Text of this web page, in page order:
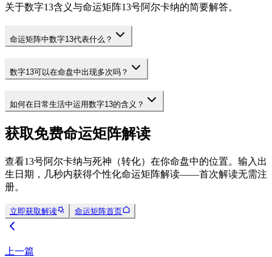
关于数字13含义与命运矩阵13号阿尔卡纳的简要解答。
命运矩阵中数字13代表什么？
数字13可以在命盘中出现多次吗？
如何在日常生活中运用数字13的含义？
获取免费命运矩阵解读
查看13号阿尔卡纳与死神（转化）在你命盘中的位置。输入出
生日期，几秒内获得个性化命运矩阵解读——首次解读无需注
册。
立即获取解读 命运矩阵首页
上一篇